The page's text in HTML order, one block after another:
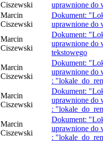
Ciszewski
uprawnione do
Marcin
Ciszewski
Dokument:
uprawnione do
Marcin
Ciszewski
Dokument:
uprawnione do
tekstowego
Marcin
Ciszewski
Dokument:
uprawnione do
:
Marcin
Ciszewski
Dokument:
uprawnione do
:
Marcin
Ciszewski
Dokument:
uprawnione do
: